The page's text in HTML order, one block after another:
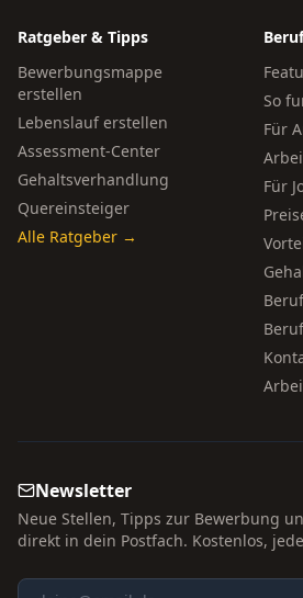
Ratgeber & Tipps
Bewerbungsmappe
erstellen
Lebenslauf erstellen
Assessment-Center
Gehaltsverhandlung
Quereinsteiger
Alle Ratgeber →
So
Für
Für
Newsletter
Neue Stellen, Tipps zur Bewerbung
direkt in dein Postfach. Kostenlos,